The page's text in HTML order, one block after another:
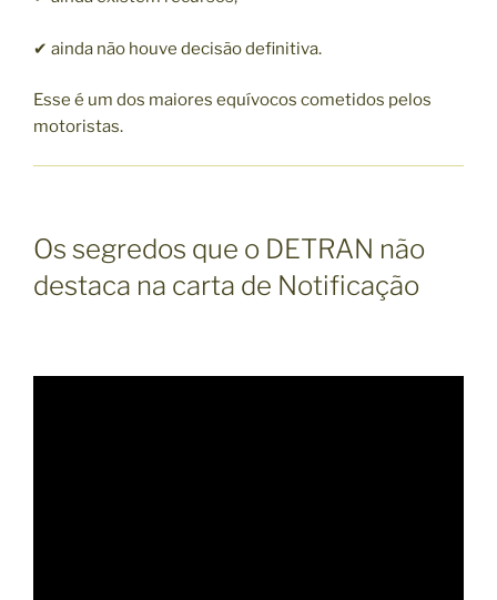
✔ ainda não houve decisão definitiva.
Esse é um dos maiores equívocos cometidos pelos
motoristas.
Os segredos que o DETRAN não
destaca na carta de Notificação